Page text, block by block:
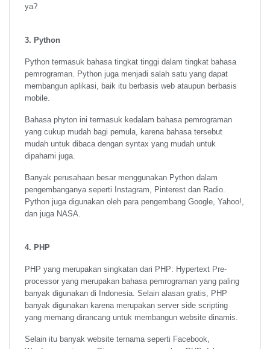
ya?
3. Python
Python termasuk bahasa tingkat tinggi dalam tingkat bahasa
pemrograman. Python juga menjadi salah satu yang dapat
membangun aplikasi, baik itu berbasis web ataupun berbasis
mobile.
Bahasa phyton ini termasuk kedalam bahasa pemrograman
yang cukup mudah bagi pemula, karena bahasa tersebut
mudah untuk dibaca dengan syntax yang mudah untuk
dipahami juga.
Banyak perusahaan besar menggunakan Python dalam
pengembanganya seperti Instagram, Pinterest dan Radio.
Python juga digunakan oleh para pengembang Google, Yahoo!,
dan juga NASA.
4. PHP
PHP yang merupakan singkatan dari PHP: Hypertext Pre-
processor yang merupakan bahasa pemrograman yang paling
banyak digunakan di Indonesia. Selain alasan gratis, PHP
banyak digunakan karena merupakan server side scripting
yang memang dirancang untuk membangun website dinamis.
Selain itu banyak website ternama seperti Facebook,